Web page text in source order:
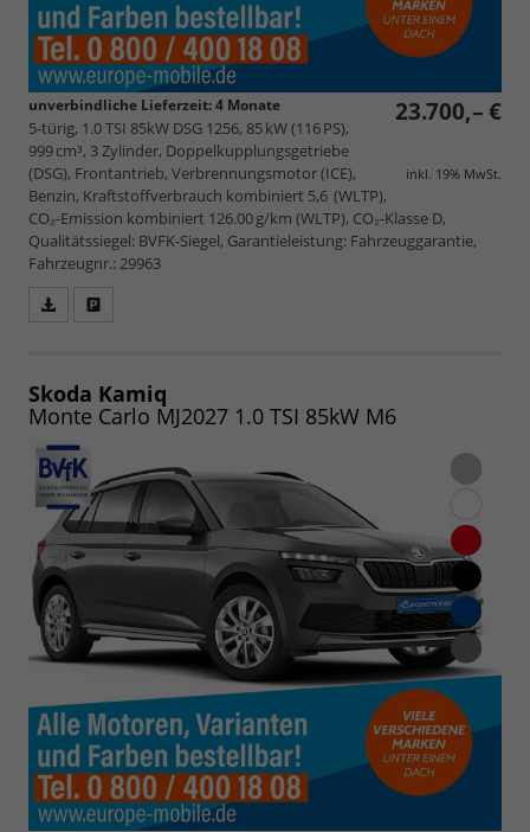
23.700,– €
inkl. 19% MwSt.
unverbindliche Lieferzeit:4 Monate
5-türig, 1.0 TSI 85kW DSG 1256, 85 kW (116 PS),
999 cm³, 3 Zylinder, Doppelkupplungsgetriebe
(DSG), Frontantrieb, Verbrennungsmotor (ICE),
Benzin, Kraftstoffverbrauch kombiniert 5,6 (WLTP),
CO₂-Emission kombiniert 126.00 g/km (WLTP), CO₂-Klasse D,
Qualitätssiegel: BVFK-Siegel, Garantieleistung: Fahrzeuggarantie,
Fahrzeugnr.: 29963
speichern/drucken
Skoda Kamiq
Monte Carlo MJ2027 1.0 TSI 85kW M6